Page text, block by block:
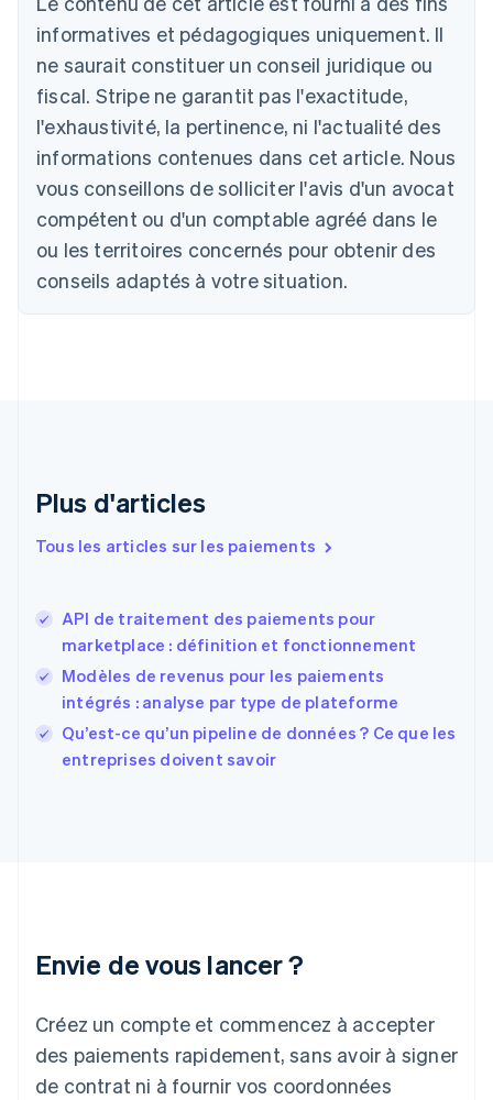
informatives et pédagogiques uniquement. Il
ne saurait constituer un conseil juridique ou
fiscal. Stripe ne garantit pas l'exactitude,
l'exhaustivité, la pertinence, ni l'actualité des
informations contenues dans cet article. Nous
vous conseillons de solliciter l'avis d'un avocat
compétent ou d'un comptable agréé dans le
ou les territoires concernés pour obtenir des
conseils adaptés à votre situation.
Plus d'articles
Tous les articles sur les paiements
API de traitement des paiements pour
marketplace : définition et fonctionnement
Modèles de revenus pour les paiements
intégrés : analyse par type de plateforme
Qu’est-ce qu’un pipeline de données ? Ce que les
entreprises doivent savoir
Envie de vous lancer ?
Créez un compte et commencez à accepter
des paiements rapidement, sans avoir à signer
de contrat ni à fournir vos coordonnées
English
Autriche
DeutschEnglish
NederlandsFrançaisDeutschEnglish
Brésil
Português
Bulgarie
English
Canada
Chine continentale
简体中文English
Español English
English
Finlande
EnglishSvenska
FrançaisEnglish
Gibraltar
English
Grèce
English
Japon
Lettonie
English
Liechtenstein
DeutschEnglish